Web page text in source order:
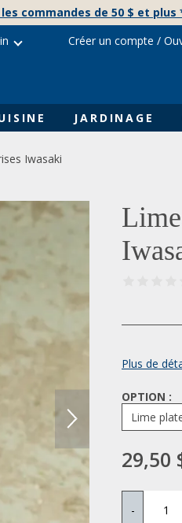
commandes de 50 $ et plus
JARDINAGE
Créer un compte /
Iwasaki
Plus de
OPTION :
Lime
29,50
-